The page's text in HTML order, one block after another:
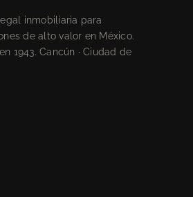
inmobiliaria para
de alto valor en México.
1943. Cancún · Ciudad de